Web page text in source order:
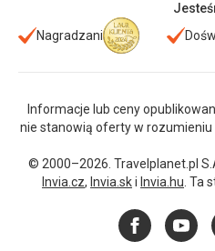
Nagradzani
Informacje lub ceny
nie stanowią oferty w rozumieniu
© 2000–2026. Travelplanet.pl
Invia.cz, Invia.ski Invia.hu . Ta
Facebook